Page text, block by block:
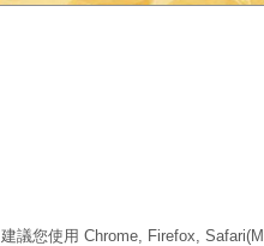
建議您使用 Chrome, Firefox,